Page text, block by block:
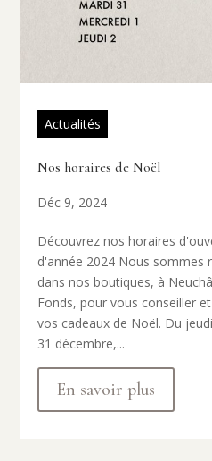
Actualités
Nos horaires de Noël
Déc 9, 2024
Découvrez nos horaires
d'année 2024 Nous sommes
dans nos boutiques, à
Fonds, pour vous conseiller
vos cadeaux de Noël. Du
31 décembre,...
En savoir plus